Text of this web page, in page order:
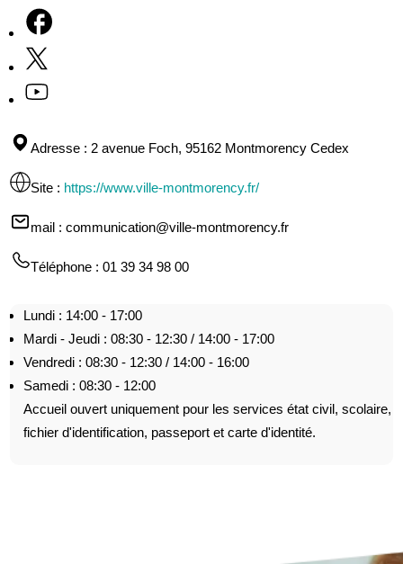
Adresse : 2 avenue Foch, 95162 Montmorency Cedex
Site : https://www.ville-montmorency.fr/
mail : communication@ville-montmorency.fr
Téléphone : 01 39 34 98 00
Lundi : 14:00 - 17:00
Mardi - Jeudi : 08:30 - 12:30 / 14:00 - 17:00
Vendredi : 08:30 - 12:30 / 14:00 - 16:00
Samedi : 08:30 - 12:00
Accueil ouvert uniquement pour les services état civil, scolaire,
fichier d'identification, passeport et carte d'identité.